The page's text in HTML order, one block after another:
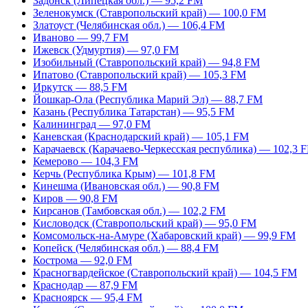
Зеленокумск (Ставропольский край) — 100,0 FM
Златоуст (Челябинская обл.) — 106,4 FM
Иваново — 99,7 FM
Ижевск (Удмуртия) — 97,0 FM
Изобильный (Ставропольский край) — 94,8 FM
Ипатово (Ставропольский край) — 105,3 FM
Иркутск — 88,5 FM
Йошкар-Ола (Республика Марий Эл) — 88,7 FM
Казань (Республика Татарстан) — 95,5 FM
Калининград — 97,0 FM
Каневская (Краснодарский край) — 105,1 FM
Карачаевск (Карачаево-Черкесская республика) — 102,3
Кемерово — 104,3 FM
Керчь (Республика Крым) — 101,8 FM
Кинешма (Ивановская обл.) — 90,8 FM
Киров — 90,8 FM
Кирсанов (Тамбовская обл.) — 102,2 FM
Кисловодск (Ставропольский край) — 95,0 FM
Комсомольск-на-Амуре (Хабаровский край) — 99,9 FM
Копейск (Челябинская обл.) — 88,4 FM
Кострома — 92,0 FM
Красногвардейское (Ставропольский край) — 104,5 FM
Краснодар — 87,9 FM
Красноярск — 95,4 FM